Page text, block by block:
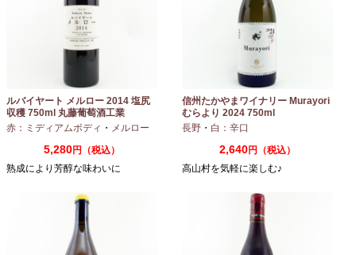
ルバイヤート メルロー 2014 塩尻
収穫 750ml 丸藤葡萄酒工業
赤：ミディアムボディ ・ メルロー
5,280円（税込）
熟成により芳醇な味わいに
信州たかやまワイナリー Murayori
むらより 2024 750ml
長野 ・ 白：辛口
2,640円（税込）
高山村を気軽に楽しむ♪